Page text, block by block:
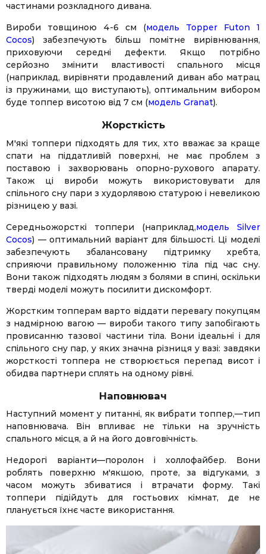
частинами розкладного дивана.
Вироби товщиною 4-6 см (модель Topper Futon 1
Cocos) забезпечують більш помітне вирівнювання,
приховуючи середні дефекти. Якщо потрібно
серйозно змінити властивості спального місця
(наприклад, вирівняти продавлений диван або матрац
із пружинами, що виступають), оптимальним вибором
буде топпер висотою від 7 см (модель Granat).
Жорсткість
М'які топпери підходять для тих, хто вважає за краще
спати на піддатливій поверхні, не має проблем з
поставою і захворювань опорно-рухового апарату.
Також ці вироби можуть використовувати для
спільного сну пари з худорлявою статурою і невеликою
різницею у вазі.
Середньожорсткі топпери (наприклад,модель Silver
Cocos) — оптимальний варіант для більшості. Ці моделі
забезпечують збалансовану підтримку хребта,
сприяючи правильному положенню тіла під час сну.
Вони також підходять людям з болями в спині, оскільки
тверді моделі можуть посилити дискомфорт.
Жорстким топперам варто віддати перевагу покупцям
з надмірною вагою — вироби такого типу запобігають
провисанню тазової частини тіла. Вони ідеальні і для
спільного сну пар, у яких значна різниця у вазі: завдяки
жорсткості топпера не створюється перепад висот і
обидва партнери сплять на одному рівні.
Наповнювач
Наступний момент у питанні, як вибрати топпер,—тип
наповнювача. Він впливає не тільки на зручність
спального місця, а й на його довговічність.
Недорогі варіанти—поролон і холлофайбер. Вони
роблять поверхню м'якшою, проте, за відгуками, з
часом можуть збиватися і втрачати форму. Такі
топпери підійдуть для гостьових кімнат, де не
планується їхнє часте використання.